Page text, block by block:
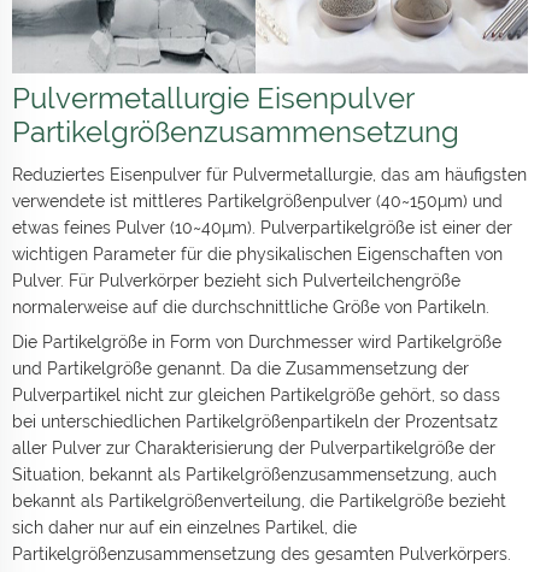
Pulvermetallurgie Eisenpulver
Partikelgrößenzusammensetzung
Reduziertes Eisenpulver für Pulvermetallurgie, das am häufigsten
verwendete ist mittleres Partikelgrößenpulver (40~150μm) und
etwas feines Pulver (10~40μm). Pulverpartikelgröße ist einer der
wichtigen Parameter für die physikalischen Eigenschaften von
Pulver. Für Pulverkörper bezieht sich Pulverteilchengröße
normalerweise auf die durchschnittliche Größe von Partikeln.
Die Partikelgröße in Form von Durchmesser wird Partikelgröße
und Partikelgröße genannt. Da die Zusammensetzung der
Pulverpartikel nicht zur gleichen Partikelgröße gehört, so dass
bei unterschiedlichen Partikelgrößenpartikeln der Prozentsatz
aller Pulver zur Charakterisierung der Pulverpartikelgröße der
Situation, bekannt als Partikelgrößenzusammensetzung, auch
bekannt als Partikelgrößenverteilung, die Partikelgröße bezieht
sich daher nur auf ein einzelnes Partikel, die
Partikelgrößenzusammensetzung des gesamten Pulverkörpers.